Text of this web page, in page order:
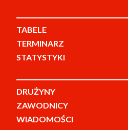
TABELE
TERMINARZ
STATYSTYKI
DRUŻYNY
ZAWODNICY
WIADOMOŚCI